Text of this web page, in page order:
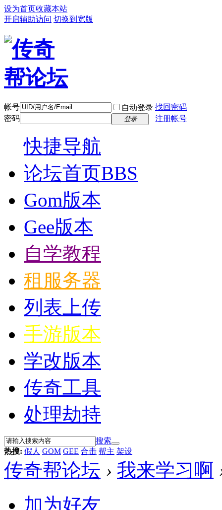
设为首页收藏本站
开启辅助访问 切换到宽版
帐号 自动登录 找回密码
密码
登录 注册帐号
快捷导航
论坛首页BBS
Gom版本
Gee版本
自学教程
租服务器
列表上传
手游版本
学改版本
传奇工具
处理劫持
搜索
热搜: 假人 GOM GEE 合击 帮主 架设
传奇帮论坛 › 我来学习啊
加为好友